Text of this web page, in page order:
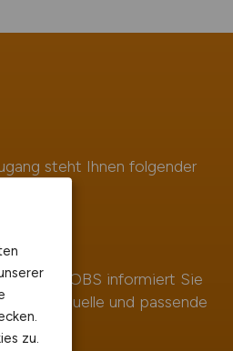
steht Ihnen folgender
informiert Sie
über aktuelle und passende
zu.